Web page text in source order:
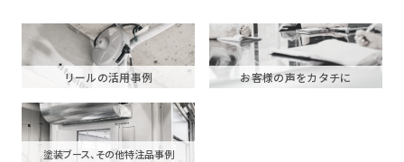
リールの活用事例 お客様の声をカタチに
塗装ブース、その他特注品事例